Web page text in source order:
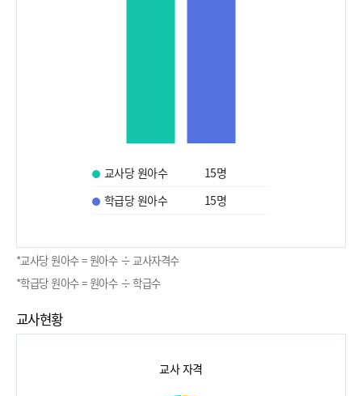
교사당 원아수 15명
학급당 원아수
15명
*교사당 원아수 = 원아수 ÷ 교사자격수
*학급당 원아수 = 원아수 ÷ 학급수
교사현황
교사 자격